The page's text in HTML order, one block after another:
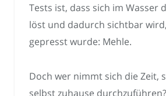
Tests ist, dass sich im Wasser
löst und dadurch sichtbar
gepresst wurde: Mehle.
Doch wer nimmt sich die Zeit,
selbst zuhause